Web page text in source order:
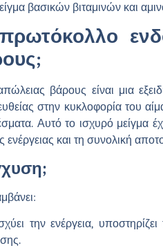
βασικών βιταμινών και
βάρους είναι μια
στην κυκλοφορία του
Αυτό το ισχυρό μείγμα
ενέργειας και τη συνολική
την ενέργεια,